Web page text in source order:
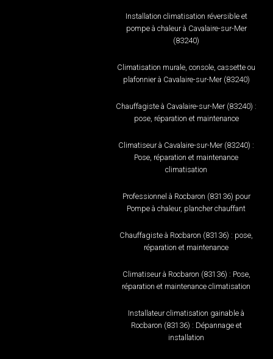
Installation climatisation réversible et
pompe à chaleur à Cavalaire-sur-Mer
(83240)
Climatisation murale, console, cassette ou
plafonnier à Cavalaire-sur-Mer (83240)
Chauffagiste à Cavalaire-sur-Mer (83240) :
pose, réparation et maintenance
Climatiseur à Cavalaire-sur-Mer (83240) :
Pose, réparation et maintenance
climatisation
Professionnel à Rocbaron (83136) pour
Pompe à chaleur, plancher chauffant
Chauffagiste à Rocbaron (83136) : pose,
réparation et maintenance
Climatiseur à Rocbaron (83136) : Pose,
réparation et maintenance climatisation
Installateur climatisation gainable à
Rocbaron (83136) : Dépannage et
installation